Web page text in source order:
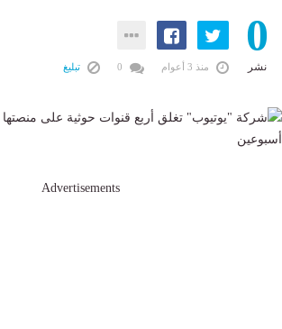
0
نشر منذ 3 أعوام تبليغ
Advertisements